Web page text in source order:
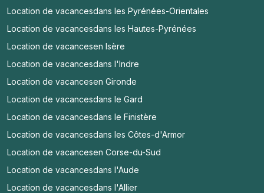
Location de vacancesdans les Pyrénées-Orientales
Location de vacancesdans les Hautes-Pyrénées
Location de vacancesen Isère
Location de vacancesdans l'Indre
Location de vacancesen Gironde
Location de vacancesdans le Gard
Location de vacancesdans le Finistère
Location de vacancesdans les Côtes-d'Armor
Location de vacancesen Corse-du-Sud
Location de vacancesdans l'Aude
Location de vacancesdans l'Allier